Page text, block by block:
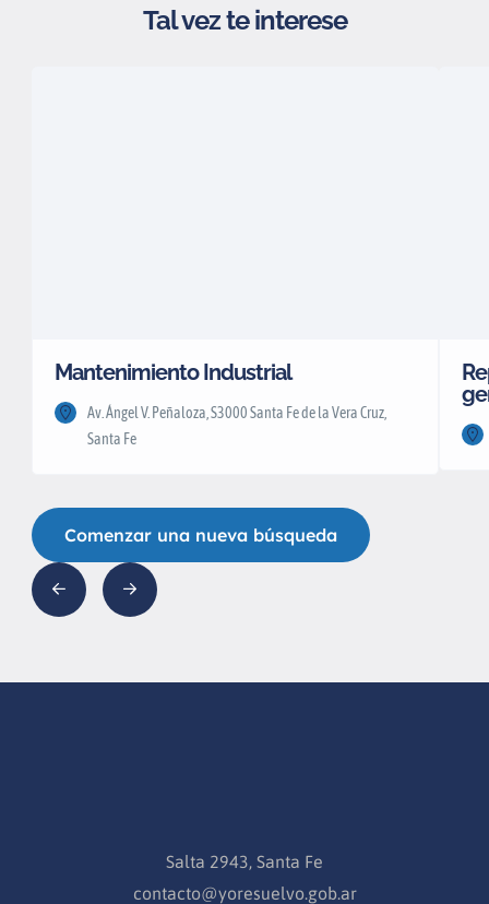
Tal vez te interese
Mantenimiento Industrial
Av. Ángel V. Peñaloza, S3000 Santa Fe de la Vera Cruz,
Santa Fe
Comenzar una nueva búsqueda
Salta 2943, Santa Fe
contacto@yoresuelvo.gob.ar